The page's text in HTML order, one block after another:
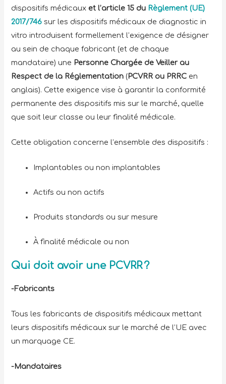
dispositifs médicaux et l’article 15 du Règlement (UE)
2017/746 sur les dispositifs médicaux de diagnostic in
vitro introduisent formellement l’exigence de désigner
au sein de chaque fabricant (et de chaque
mandataire) une Personne Chargée de Veiller au
Respect de la Réglementation (PCVRR ou PRRC en
anglais). Cette exigence vise à garantir la conformité
permanente des dispositifs mis sur le marché, quelle
que soit leur classe ou leur finalité médicale.
Cette obligation concerne l’ensemble des dispositifs :
Implantables ou non implantables
Actifs ou non actifs
Produits standards ou sur mesure
À finalité médicale ou non
Qui doit avoir une PCVRR ?
-Fabricants
Tous les fabricants de dispositifs médicaux mettant
leurs dispositifs médicaux sur le marché de l’UE avec
un marquage CE.
-Mandataires